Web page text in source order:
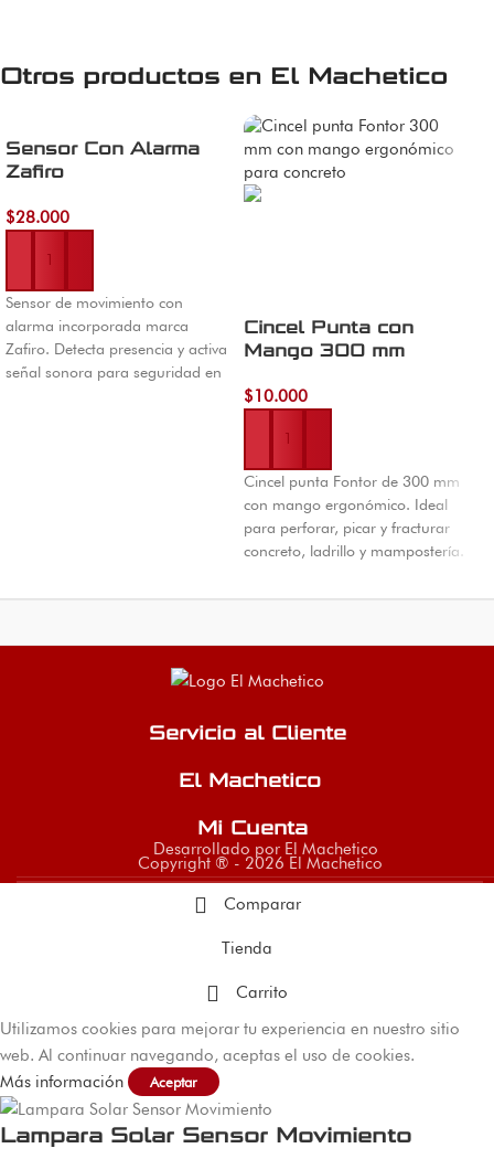
Otros productos en El Machetico
Sensor Con Alarma
Zafiro
$28.000
Añadir al carrito
Sensor de movimiento con
alarma incorporada marca
Zafiro. Detecta presencia y activa
señal sonora para seguridad en
Cincel Punta con
Mango 300 mm
$10.000
Añadir al carrito
Cincel punta Fontor de 300 mm
con mango ergonómico. Ideal
para perforar, picar y fracturar
concreto, ladrillo y mampostería.
Servicio al Cliente
El Machetico
Mi Cuenta
Desarrollado por El Machetico
Copyright ® - 2026 El Machetico
Comparar
Tienda
Carrito
Utilizamos cookies para mejorar tu experiencia en nuestro sitio
web. Al continuar navegando, aceptas el uso de cookies.
Más información
Aceptar
Lampara Solar Sensor Movimiento